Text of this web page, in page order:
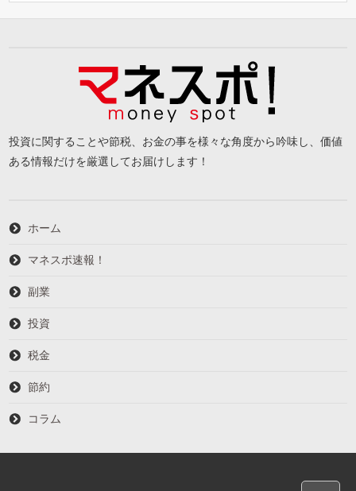
投資に関することや節税、お金の事を様々な角度から吟味し、価値
ある情報だけを厳選してお届けします！
ホーム
マネスポ速報！
副業
投資
税金
節約
コラム